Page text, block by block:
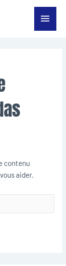
Menu
contenu
aider.